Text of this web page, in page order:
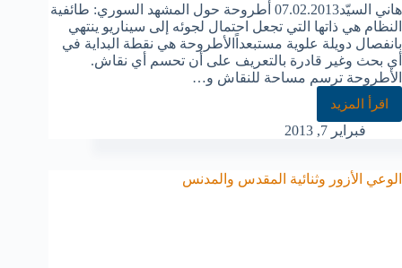
هاني السيّد07.02.2013 أطروحة حول المشهد السوري: طائفية
النظام هي ذاتها التي تجعل احتمال لجوئه إلى سيناريو ينتهي
بانفصال دويلة علوية مستبعداًالأطروحة هي نقطة البداية في
أي بحث وغير قادرة بالتعريف على أن تحسم أي نقاش.
الأطروحة ترسم مساحة للنقاش و…
اقرأ المزيد
فبراير 7, 2013
الوعي الأزور وثنائية المقدس والمدنس